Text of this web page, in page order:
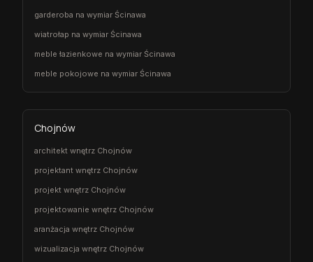
garderoba na wymiar Ścinawa
wiatrołap na wymiar Ścinawa
meble łazienkowe na wymiar Ścinawa
meble pokojowe na wymiar Ścinawa
Chojnów
architekt wnętrz Chojnów
projektant wnętrz Chojnów
projekt wnętrz Chojnów
projektowanie wnętrz Chojnów
aranżacja wnętrz Chojnów
wizualizacja wnętrz Chojnów